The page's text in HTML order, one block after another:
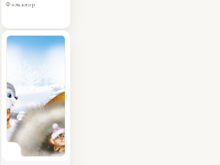
Фольклор